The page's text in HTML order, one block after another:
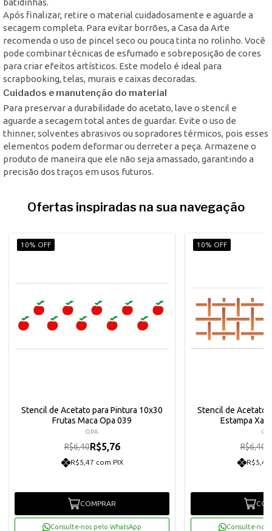
Após finalizar, retire o material cuidadosamente e aguarde a
secagem completa. Para evitar borrões, a Casa da Arte
recomenda o uso de pincel seco ou pouca tinta no rolinho. Você
pode combinar técnicas de esfumado e sobreposição de cores
para criar efeitos artísticos. Este modelo é ideal para
scrapbooking, telas, murais e caixas decoradas.
Cuidados e manutenção do material
Para preservar a durabilidade do acetato, lave o stencil e
aguarde a secagem total antes de guardar. Evite o uso de
thinner, solventes abrasivos ou sopradores térmicos, pois esses
elementos podem deformar ou derreter a peça. Armazene o
produto de maneira que ele não seja amassado, garantindo a
precisão dos traços em usos futuros.
Ofertas inspiradas na sua navegação
10% OFF
Stencil de Acetato para Pintura 10x30
Frutas Maca Opa 039
OPA
R$6,40R$5,76
R$5,47 com PIX
COMPRAR
Consulte-nos pelo WhatsApp
10% OFF
Stencil de Acetato
Estampa
R$6,40
R$5,47
Consulte-nos